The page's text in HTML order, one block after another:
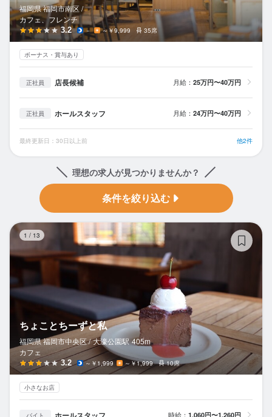
福岡県 福岡市南区 /
カフェ、フレンチ
3.2 － ～￥9,999 35席
ボーナス・賞与あり
正社員 店長候補 月給： 25万円〜40万円
正社員 ホールスタッフ 月給： 24万円〜40万円
最終更新日：30日以上前 他2件
理想の求人が見つかりませんか？
条件を絞り込む
1 / 13
ちょことちーずと私
福岡県 福岡市中央区 / 大濠公園駅 405m
カフェ
3.2 ～￥1,999 ～￥1,999 10席
小さなお店
バイト 時給： 1,060円〜1,260円